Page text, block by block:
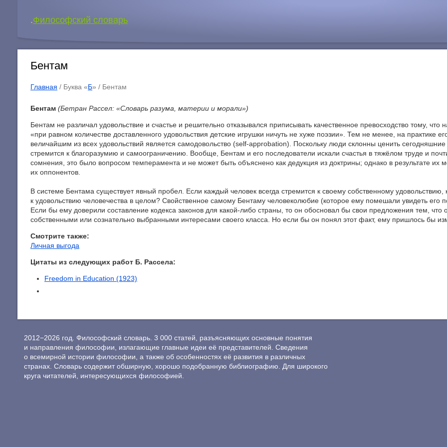
.Философский словарь
Бентам
Главная / Буква «Б» / Бентам
Бентам (Бетран Рассел: «Словарь разума, материи и морали»)
Бентам не различал удовольствие и счастье и решительно отказывался приписывать качественное превосходство тому,
«при равном количестве доставленного удовольствия детские игрушки ничуть не хуже поэзии». Тем не менее, на практике
величайшим из всех удовольствий является самодовольство (self-approbation). Поскольку люди склонны ценить
стремится к благоразумию и самоограничению. Вообще, Бентам и его последователи искали счастья в тяжёлом труде и
сомнения, это было вопросом темперамента и не может быть объяснено как дедукция из доктрины; однако в результате их
их оппонентов.
В системе Бентама существует явный пробел. Если каждый человек всегда стремится к своему собственному удовольствию,
к удовольствию человечества в целом? Свойственное самому Бентаму человеколюбие (которое ему помешали увидеть его
Если бы ему доверили составление кодекса законов для какой-либо страны, то он обосновал бы свои предложения тем,
собственными или сознательно выбранными интересами своего класса. Но если бы он понял этот факт, ему пришлось бы
Смотрите также:
Личная выгода
Цитаты из следующих работ Б. Рассела:
Freedom in Education (1923)
2012−2026 год. Философский словарь. 3 000 статей, разъясняющих основные понятия
и направления философии, излагающие главные идеи её представителей. Сведения
о всемирной истории философии, а также об особенностях её развития в различных
странах. Словарь содержит обширную, хорошо подобранную библиографию. Для широкого
круга читателей, интересующихся философией.